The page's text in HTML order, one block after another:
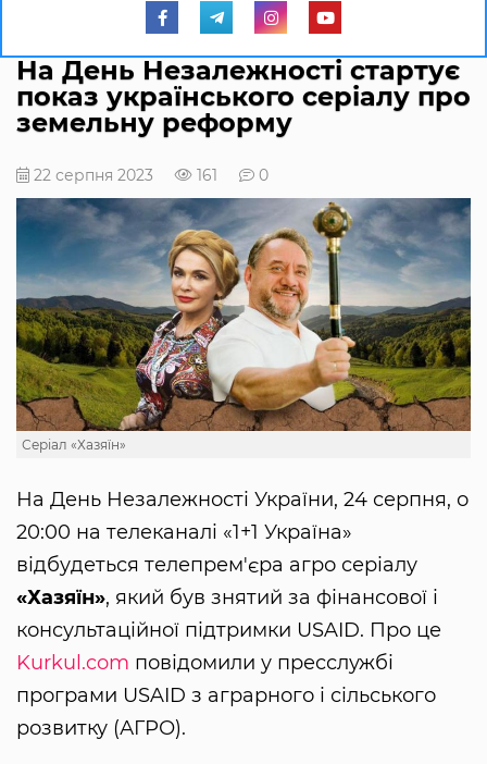
На День Незалежності стартує
показ українського серіалу про
земельну реформу
22 серпня 2023 161 0
Серіал «Хазяїн»
На День Незалежності України, 24 серпня, о
20:00 на телеканалі «1+1 Україна»
відбудеться телепрем'єра агро серіалу
«Хазяїн», який був знятий за фінансової і
консультаційної підтримки USAID. Про це
Kurkul.com повідомили у пресслужбі
програми USAID з аграрного і сільського
розвитку (АГРО).